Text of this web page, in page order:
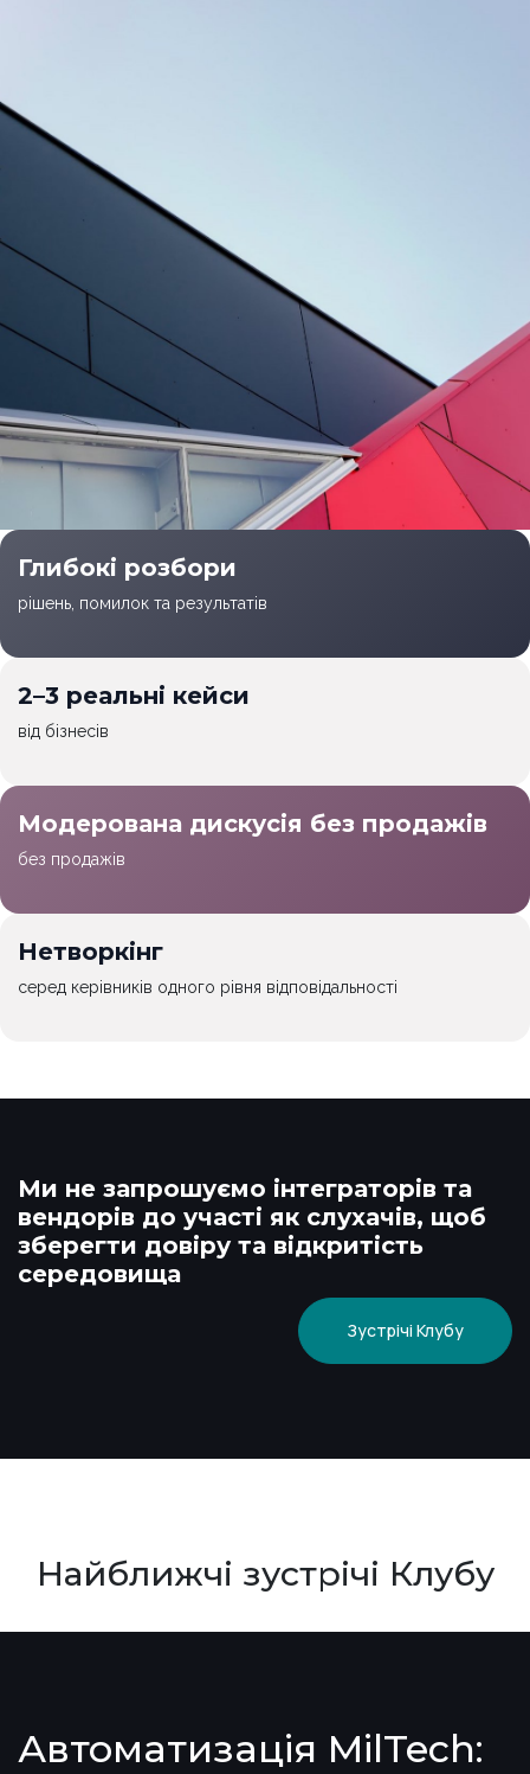
2–3 реальні кейси
від бізнесів
Глибокі розбори
рішень, помилок та результатів
Модерована дискусія без продажів
без продажів
Нетворкінг
серед керівників одного рівня відповідальності
Ми не запрошуємо інтеграторів та
вендорів до участі як слухачів, щоб
зберегти довіру та відкритість
середовища
Зустрічі Клубу
Найближчі зустрічі Клубу
Автоматизація MilTech: